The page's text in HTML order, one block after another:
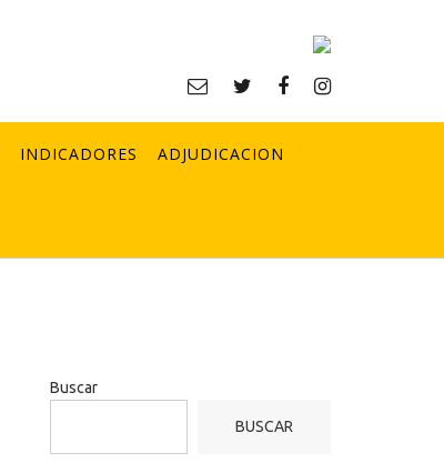
INDICADORES ADJUDICACION
Buscar
BUSCAR